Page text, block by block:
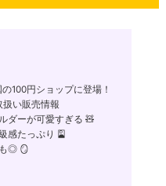
100円ショップに登場！
扱い販売情報
ダーが可愛すぎる 🧸
感たっぷり 🎴
◎ 🪞